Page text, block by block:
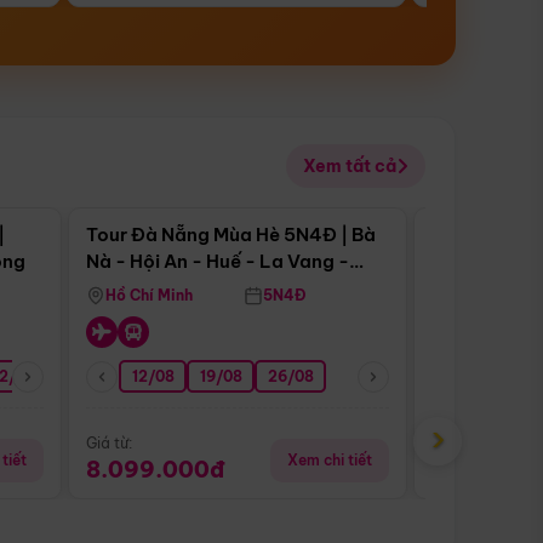
Xem tất cả
08 26/08 05/09 09/09 12/09
tiết
Điểm nổi bật
Tour Đà Nẵng Mùa Hè 5N4Đ | Bà
Nà - Hội An - Huế - La Vang -
Động Thiên Đường
Hồ Chí Minh 5N4Đ
12/08 19/08 26/08
Giá từ:
8.099.000đ Xem chi tiết
Giá từ:
›